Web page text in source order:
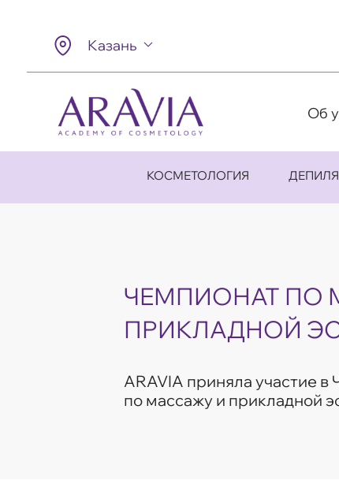
Казань
Об
КОСМЕТОЛОГИЯ
ЧЕМПИОНАТ ПО
ПРИКЛАДНОЙ
ARAVIA приняла участие в
по массажу и прикладной